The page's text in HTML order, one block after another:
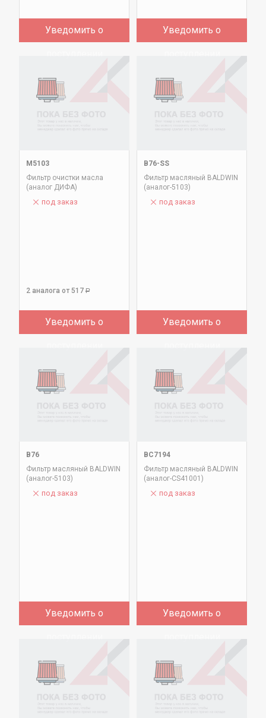
Уведомить о Уведомить о
М5103
Фильтр очистки масла
(аналог ДИФА)
под заказ
2 аналога от 517 Р
Уведомить о
B76-SS
Фильтр масляный BALDWIN
(аналог-5103)
под заказ
Уведомить о
B76
Фильтр масляный BALDWIN
(аналог-5103)
под заказ
Уведомить о
BC7194
Фильтр масляный BALDWIN
(аналог-CS41001)
под заказ
Уведомить о